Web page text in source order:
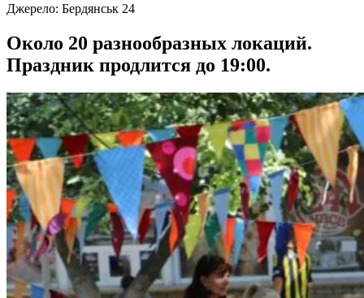
Джерело: Бердянськ 24
Около 20 разнообразных локаций.
Праздник продлится до 19:00.